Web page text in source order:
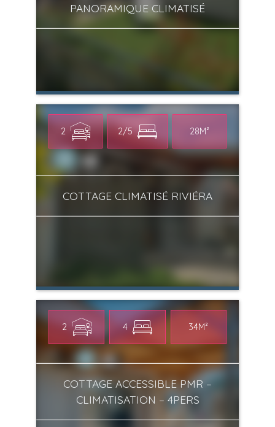
PANORAMIQUE CLIMATISÉ
COTTAGE CLIMATISÉ RIVIÉRA
2 2/5 28M²
COTTAGE ACCESSIBLE PMR –
CLIMATISATION – 4PERS
2 4 34M²